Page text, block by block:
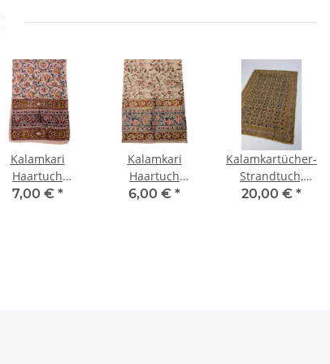
Kalamkari
Haartuch
25x150cm
7,00 € *
Kalamkari
Haartuch
25x150cm
6,00 € *
Kalamkartücher-
Strandtuch,
120x180 cm
20,00 € *